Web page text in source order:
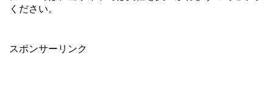
ください。
スポンサーリンク